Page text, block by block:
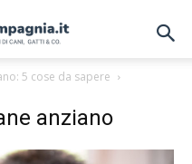
5 cose da sapere
anziano